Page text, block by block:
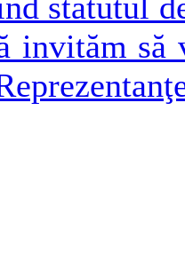
invităm